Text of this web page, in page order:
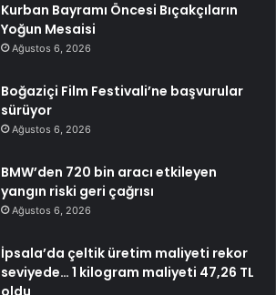
Kurban Bayramı Öncesi Bıçakçıların
Yoğun Mesaisi
Ağustos 6, 2026
Boğaziçi Film Festivali’ne başvurular
sürüyor
Ağustos 6, 2026
BMW’den 720 bin aracı etkileyen
yangın riski geri çağrısı
Ağustos 6, 2026
İpsala’da çeltik üretim maliyeti rekor
seviyede… 1 kilogram maliyeti 47,26 TL